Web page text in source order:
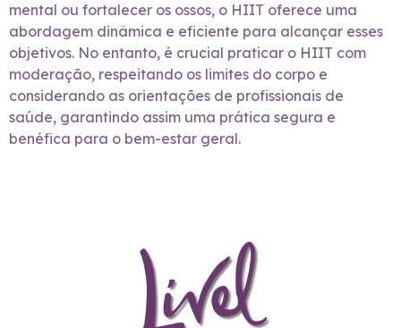
mental ou fortalecer os ossos, o HIIT oferece uma
abordagem dinâmica e eficiente para alcançar esses
objetivos. No entanto, é crucial praticar o HIIT com
moderação, respeitando os limites do corpo e
considerando as orientações de profissionais de
saúde, garantindo assim uma prática segura e
benéfica para o bem-estar geral.